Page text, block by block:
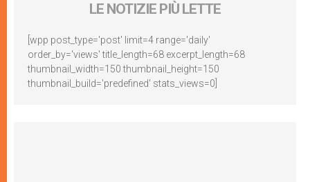
LE NOTIZIE PIÙ LETTE
[wpp post_type='post' limit=4 range='daily'
order_by='views' title_length=68 excerpt_length=68
thumbnail_width=150 thumbnail_height=150
thumbnail_build='predefined' stats_views=0]